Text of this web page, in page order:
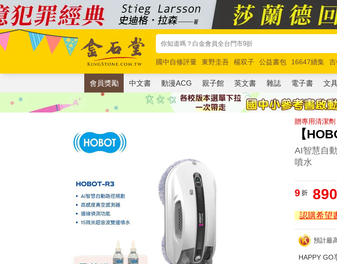
國中自修評量 東野圭吾 楊双子 公益書包 16647續集
唯紅花綻放
奧德賽 路邊攤新作 馬斯克 玩具總動員5 超
會員獎勵 中文書 動漫ACG 親子館 英文書 雜誌 電子書 文
贈專用清潔劑
【
AI智慧自
噴水
9 折
認購希望
預計最
HAPPY GO